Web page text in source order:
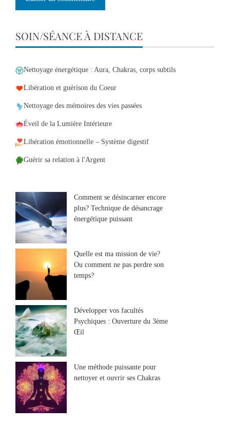
SOIN/SÉANCE À DISTANCE
Nettoyage énergétique : Aura, Chakras, corps subtils
Libération et guérison du Coeur
Nettoyage des mémoires des vies passées
Éveil de la Lumière Intérieure
Libération émotionnelle – Système digestif
Guérir sa relation à l'Argent
Comment se désincarner encore
plus? Technique de désancrage
énergétique puissant
Quelle est ma mission de vie?
Ou comment ne pas perdre son
temps?
Développer vos facultés
Psychiques : Ouverture du 3ème
Œil
Une méthode puissante pour
nettoyer et ouvrir ses Chakras